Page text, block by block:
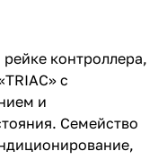
контроллера,
с
и
Семейство